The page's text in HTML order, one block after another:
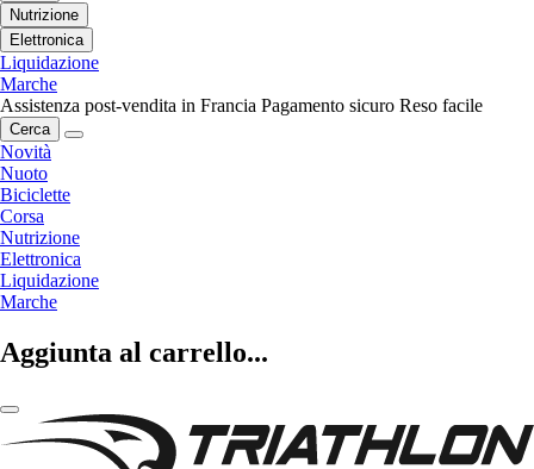
Nutrizione
Elettronica
Liquidazione
Marche
Assistenza post-vendita in Francia Pagamento sicuro Reso facile
Cerca
Novità
Nuoto
Biciclette
Corsa
Nutrizione
Elettronica
Liquidazione
Marche
Aggiunta al carrello...